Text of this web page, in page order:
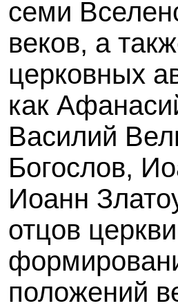
семи
веков, а
церковных
как
Василий
Богослов,
Иоанн
отцов
положений